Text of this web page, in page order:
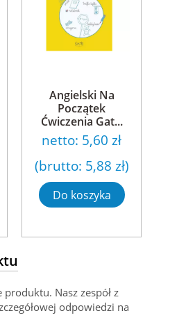
Angielski Na
Początek
Ćwiczenia Gat...
netto: 5,60 zł
(brutto: 5,88 zł)
Do koszyka
Nasz zespół z
odpowiedzi na